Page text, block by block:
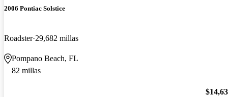
2006 Pontiac Solstice
Roadster 29,682 millas
Pompano Beach, FL
82 millas